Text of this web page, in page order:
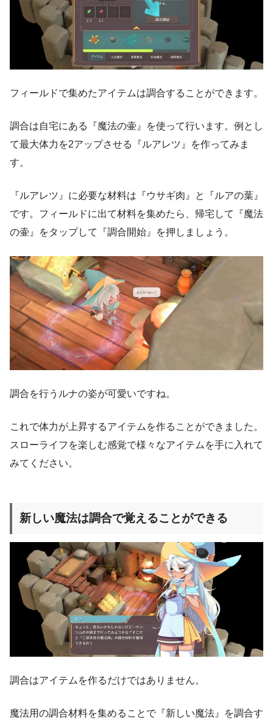
フィールドで集めたアイテムは調合することができます。
調合は自宅にある『魔法の壷』を使って行います。例とし
て最大体力を2アップさせる『ルアレツ』を作ってみま
す。
『ルアレツ』に必要な材料は『ウサギ肉』と『ルアの葉』
です。フィールドに出て材料を集めたら、帰宅して『魔法
の壷』をタップして『調合開始』を押しましょう。
調合を行うルナの姿が可愛いですね。
これで体力が上昇するアイテムを作ることができました。
スローライフを楽しむ感覚で様々なアイテムを手に入れて
みてください。
新しい魔法は調合で覚えることができる
調合はアイテムを作るだけではありません。
魔法用の調合材料を集めることで『新しい魔法』を調合す